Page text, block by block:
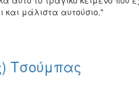
και μάλιστα αυτούσιο."
Τσούμπας